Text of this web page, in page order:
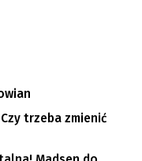
trzeba zmienić